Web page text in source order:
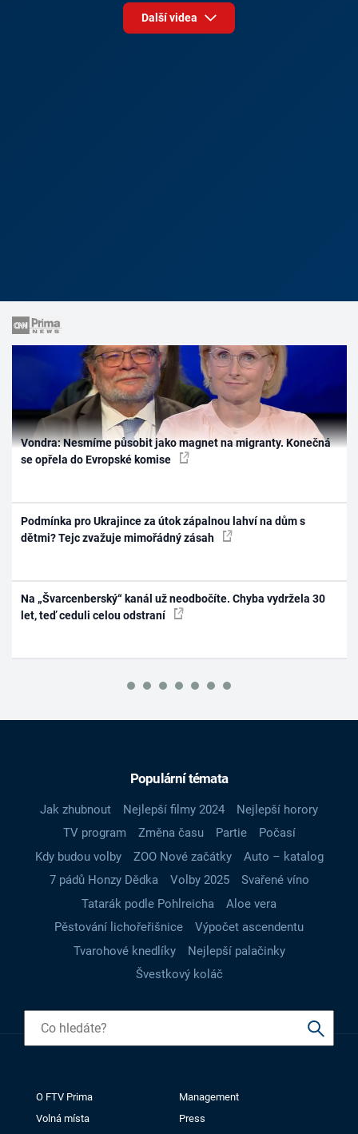
Další videa
Vondra: Nesmíme působit jako magnet na migranty. Konečná
se opřela do Evropské komise
Podmínka pro Ukrajince za útok zápalnou lahví na dům s
dětmi? Tejc zvažuje mimořádný zásah
Na „Švarcenberský“ kanál už neodbočíte. Chyba vydržela 30
let, teď ceduli celou odstraní
Populární témata
Jak zhubnout Nejlepší filmy 2024
Nejlepší horory
TV program
Změna času Partie
Počasí
Kdy budou volby
ZOO Nové začátky
Auto – katalog
7 pádů Honzy Dědka
Volby 2025
Svařené víno
Tatarák podle Pohlreicha
Aloe vera
Pěstování lichořeřišnice
Výpočet ascendentu
Tvarohové knedlíky
Nejlepší palačinky
Švestkový koláč
O FTV Prima
Management
Volná místa
Press